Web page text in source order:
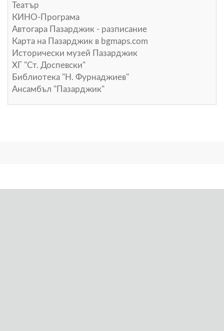
Театър
КИНО-Програма
Автогара Пазарджик - разписание
Карта на Пазарджик в bgmaps.com
Исторически музей Пазарджик
ХГ "Ст. Доспевски"
Библиотека "Н. Фурнаджиев"
Ансамбъл "Пазарджик"